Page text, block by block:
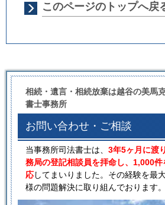
このページのトップへ戻
相続・遺言・相続放棄は越谷の美馬
書士事務所
お問い合わせ・ご相談
当事務所司法書士は、 3年5ヶ月に渡
務局の登記相談員を拝命し、1,000
応してまいりました。その経験を最
様の問題解決に取り組んでおります。